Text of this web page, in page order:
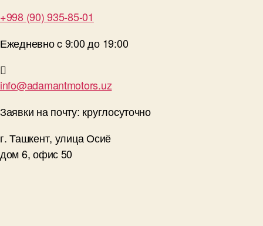
+998 (90) 935-85-01
Ежедневно c 9:00 до 19:00
info@adamantmotors.uz
Заявки на почту: круглосуточно
г. Ташкент, улица Осиё
дом 6, офис 50